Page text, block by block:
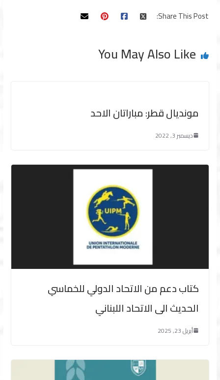
Share This Post:
You May Also Like
مونديال قطر: مباراتان الاحد
ديسمبر 3, 2022
كتاب دعم من الاتحاد الدولي للخماسي
الحديث الى الاتحاد اللبناني
أبريل 23, 2025